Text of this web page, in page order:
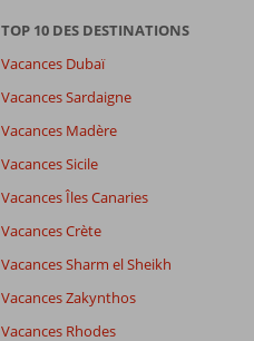
TOP 10 DES DESTINATIONS
Vacances Dubaï
Vacances Sardaigne
Vacances Madère
Vacances Sicile
Vacances Îles Canaries
Vacances Crète
Vacances Sharm el Sheikh
Vacances Zakynthos
Vacances Rhodes